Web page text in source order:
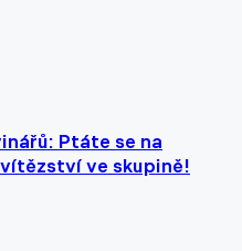
Ptáte se na
ve skupině!